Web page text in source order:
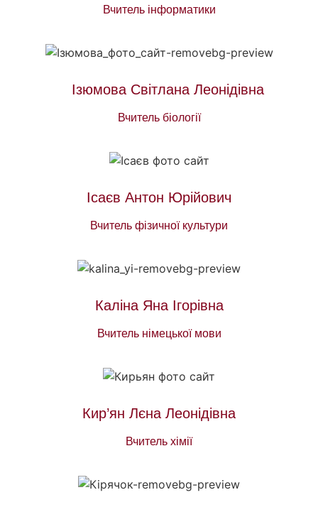
Вчитель інформатики
Ізюмова Світлана Леонідівна
Вчитель біології
Ісаєв Антон Юрійович
Вчитель фізичної культури
Каліна Яна Ігорівна
Вчитель німецької мови
Кир’ян Лєна Леонідівна
Вчитель хімії